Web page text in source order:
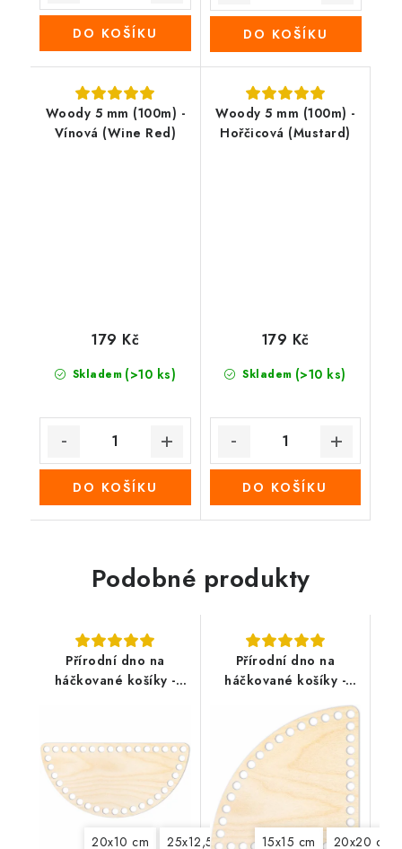
DO KOŠÍKU DO KOŠÍKU
Woody 5 mm (100m) -
Vínová (Wine Red)
Skladem (>10 ks)
179 Kč
DO KOŠÍKU
Woody 5 mm (100m) -
Hořčicová (Mustard)
Skladem (>10 ks)
179 Kč
DO KOŠÍKU
Podobné produkty
Přírodní dno na
háčkované košíky -
20x10 cm 25x12,5 cm 30x15 cm
Přírodní dno na
háčkované košíky -
15x15 cm 20x20 cm